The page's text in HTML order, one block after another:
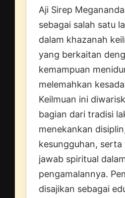
Aji Sirep
sebagai salah satu
dalam khazanah
yang berkaitan
kemampuan
melemahkan
Keilmuan ini
bagian dari tradisi
menekankan
kesungguhan,
jawab spiritual
pengamalannya.
disajikan sebagai